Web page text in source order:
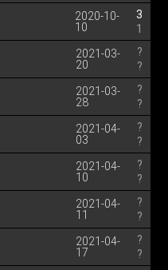
2020-10-
10
3
1
2021-03-
20
?
?
2021-03-
28
?
?
2021-04-
03
?
?
2021-04-
10
?
?
2021-04-
11
?
?
2021-04-
17
?
?